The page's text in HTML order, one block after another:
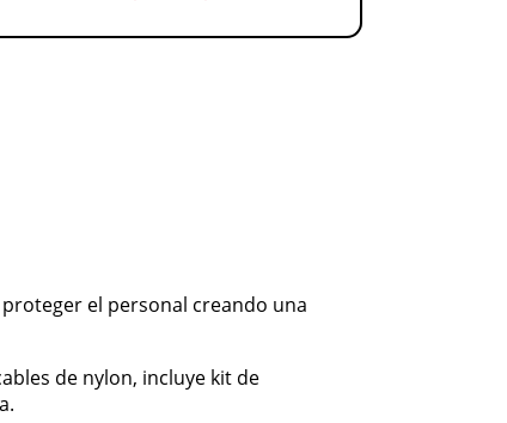
el personal creando una
de nylon, incluye kit de